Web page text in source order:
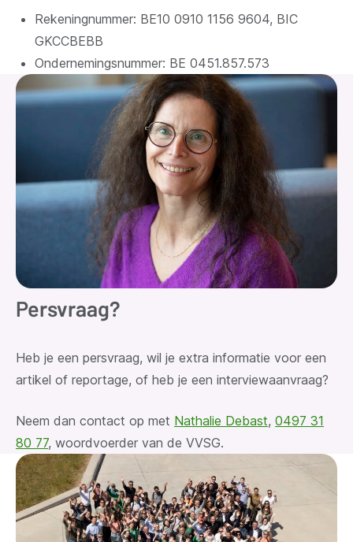
Rekeningnummer: BE10 0910 1156 9604, BIC
GKCCBEBB
Ondernemingsnummer: BE 0451.857.573
Persvraag?
Heb je een persvraag, wil je extra informatie voor een
artikel of reportage, of heb je een interviewaanvraag?
Neem dan contact op met Nathalie Debast, 0497 31
80 77, woordvoerder van de VVSG.